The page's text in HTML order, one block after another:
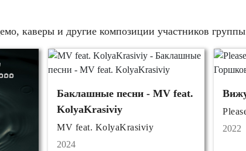
каверы и другие композиции участников
Баклашные песни - MV feat.
KolyaKrasiviy
MV feat. KolyaKrasiviy
2024
2022